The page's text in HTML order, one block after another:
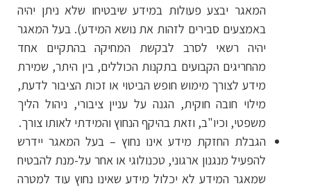
המאגר יבצע פעולות במידע שיבטיחו שלא ניתן יהיה
באמצעים סבירים לזהות את נושא המידע). בעל המאגר
יהיה רשאי לסרב לבקשת המחיקה בהתקיים אחד
מהחריגים הקבועים בתקנות הכוללים, בין היתר, שמירת
מידע לצורך מימוש חופש הביטוי או זכות הציבור לדעת,
מילוי חובה חוקית, הגנה על עניין ציבורי, ניהול הליך
משפטי, וכיו"ב, וזאת בהיקף הנחוץ והמידתי לאותו צורך.
הגבלת החזקת מידע אינו נחוץ – בעל המאגר יידרש
להפעיל מנגנון ארגוני, טכנולוגי או אחר על-מנת להבטיח
שמאגר המידע לא יכלול מידע שאינו נחוץ עוד למטרה